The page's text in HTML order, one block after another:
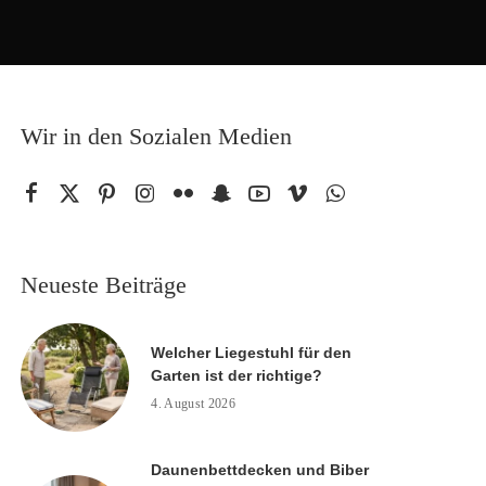
Wir in den Sozialen Medien
Neueste Beiträge
Welcher Liegestuhl für den
Garten ist der richtige?
4. August 2026
Daunenbettdecken und Biber